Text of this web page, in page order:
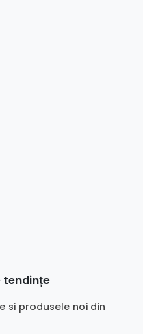
tendințe
si produsele noi din